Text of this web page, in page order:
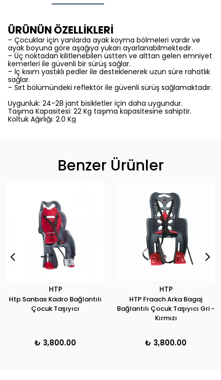
ÜRÜNÜN ÖZELLİKLERİ
– Çocuklar için yanlarda ayak koyma bölmeleri vardır ve
ayak boyuna göre aşağıya yukarı ayarlanabilmektedir.
– Üç noktadan kilitlenebilen üstten ve alttan gelen emniyet
kemerleri ile güvenli bir sürüş sağlar.
– İç kısım yastıklı pedler ile desteklenerek uzun süre rahatlık
sağlar.
– Sırt bölümündeki reflektör ile güvenli sürüş sağlamaktadır.
Uygunluk: 24-28 jant bisikletler için daha uygundur.
Taşıma Kapasitesi: 22 Kg taşıma kapasitesine sahiptir.
Koltuk Ağırlığı: 2.0 Kg
Benzer Ürünler
HTP
Htp Sanbas Kadro Bağlantılı
Çocuk Taşıyıcı
₺ 3,800.00
HTP
HTP Fraach Arka Bagaj
Bağlantılı Çocuk Taşıyıcı Gri -
Kırmızı
₺ 3,800.00